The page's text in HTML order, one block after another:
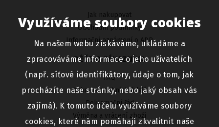
Využíváme soubory cookies
Na našem webu získáváme, ukládáme a
zpracováváme informace o jeho uživatelích
(např. síťové identifikátory, údaje o tom, jak
procházíte naše stránky, nebo jaký obsah vás
zajímá). K tomuto účelu využíváme soubory
cookies, které nám pomáhají zkvalitnit naše
Jak nakupovat
Obchodní podmínky
Informační oznámení o ADR
PÉČE O ZÁKAZNÍKA
FAQ
Ochrana osobních údajů
Reklamační řád
Výměna a vrácení zboží